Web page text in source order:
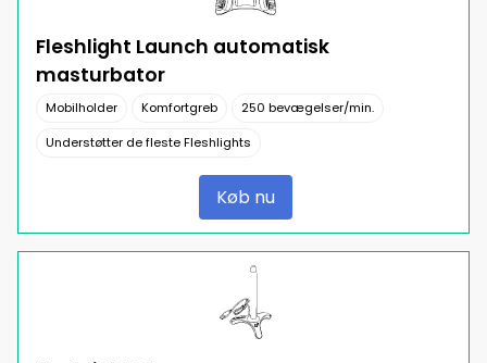
Fleshlight Launch automatisk
masturbator
Mobilholder Komfortgreb
250 bevægelser/min.
Understøtter de fleste Fleshlights
Køb nu